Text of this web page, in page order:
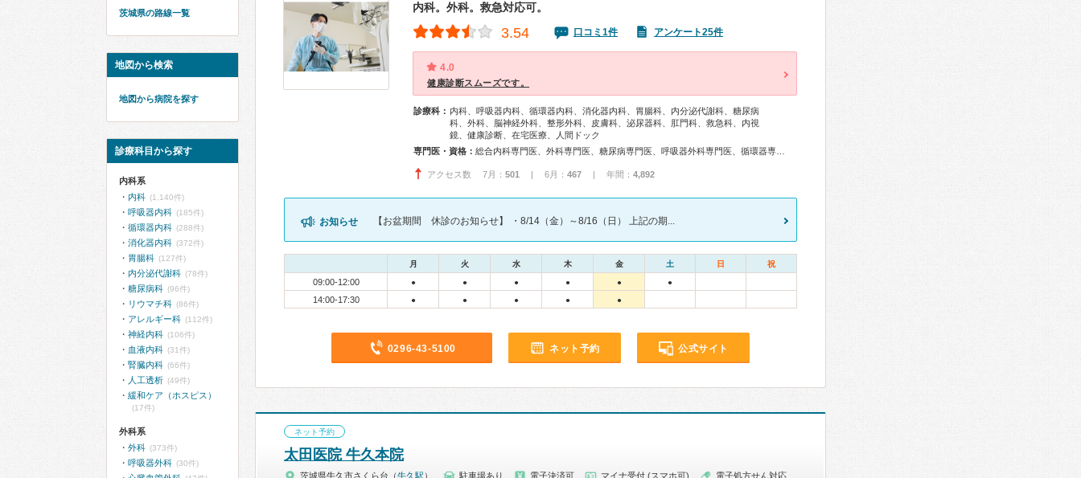
内科。外科。救急対応可。
3.54 口コミ1件 アンケート25件
4.0
健康診断スムーズです。
診療科： 内科、呼吸器内科、循環器内科、消化器内科、胃腸科、内分泌代謝科、糖尿病
科、外科、脳神経外科、整形外科、皮膚科、泌尿器科、肛門科、救急科、内視
鏡、健康診断、在宅医療、人間ドック
専門医・資格：
アクセス数 7月： 501 | 6月： 467 | 年間： 4,892
お知らせ 【お盆期間 休診のお知らせ】 ・8/14（金）～8/16（日） 上記の期...
月 火 水 木 金 土 日 祝
09:00-12:00 ● ● ● ● ● ●
14:00-17:30 ● ● ● ● ●
0296-43-5100 ネット予約 公式サイト
ネット予約
太田医院 牛久本院
茨城県牛久市さくら台（牛久駅 ） 駐車場あり 電子決済可 マイナ受付 (スマホ可) 電子処方せん対応
茨城県の路線一覧
地図から検索
地図から病院を探す
診療科目から探す
内科系
内科 (1,140件)
呼吸器内科 (185件)
循環器内科 (288件)
消化器内科 (372件)
胃腸科 (127件)
内分泌代謝科 (78件)
糖尿病科 (96件)
リウマチ科 (86件)
アレルギー科 (112件)
神経内科 (106件)
血液内科 (31件)
腎臓内科 (66件)
人工透析 (49件)
緩和ケア（ホスピス）
(17件)
外科系
外科 (373件)
呼吸器外科 (30件)